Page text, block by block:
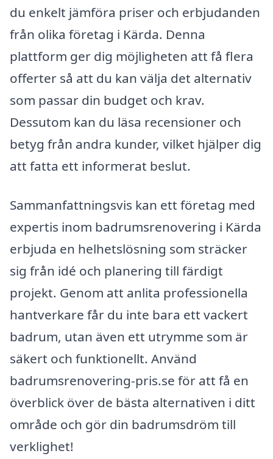
du enkelt jämföra priser och erbjudanden
från olika företag i Kärda. Denna
plattform ger dig möjligheten att få flera
offerter så att du kan välja det alternativ
som passar din budget och krav.
Dessutom kan du läsa recensioner och
betyg från andra kunder, vilket hjälper dig
att fatta ett informerat beslut.
Sammanfattningsvis kan ett företag med
expertis inom badrumsrenovering i Kärda
erbjuda en helhetslösning som sträcker
sig från idé och planering till färdigt
projekt. Genom att anlita professionella
hantverkare får du inte bara ett vackert
badrum, utan även ett utrymme som är
säkert och funktionellt. Använd
badrumsrenovering-pris.se för att få en
överblick över de bästa alternativen i ditt
område och gör din badrumsdröm till
verklighet!